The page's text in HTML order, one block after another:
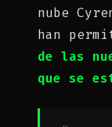
nube
han
de las
que se